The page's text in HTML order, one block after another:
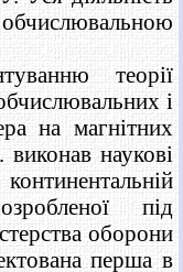
теорії
і
на магнітних
наукові
під
оборони
перша в